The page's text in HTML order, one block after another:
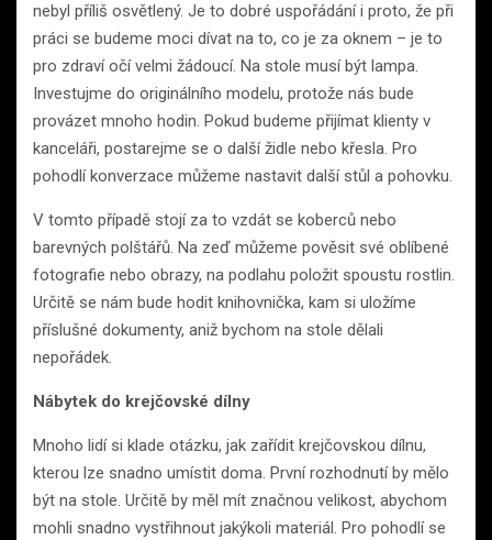
nebyl příliš osvětlený. Je to dobré uspořádání i proto, že při
práci se budeme moci dívat na to, co je za oknem – je to
pro zdraví očí velmi žádoucí. Na stole musí být lampa.
Investujme do originálního modelu, protože nás bude
provázet mnoho hodin. Pokud budeme přijímat klienty v
kanceláři, postarejme se o další židle nebo křesla. Pro
pohodlí konverzace můžeme nastavit další stůl a pohovku.
V tomto případě stojí za to vzdát se koberců nebo
barevných polštářů. Na zeď můžeme pověsit své oblíbené
fotografie nebo obrazy, na podlahu položit spoustu rostlin.
Určitě se nám bude hodit knihovnička, kam si uložíme
příslušné dokumenty, aniž bychom na stole dělali
nepořádek.
Nábytek do krejčovské dílny
Mnoho lidí si klade otázku, jak zařídit krejčovskou dílnu,
kterou lze snadno umístit doma. První rozhodnutí by mělo
být na stole. Určitě by měl mít značnou velikost, abychom
mohli snadno vystřihnout jakýkoli materiál. Pro pohodlí se